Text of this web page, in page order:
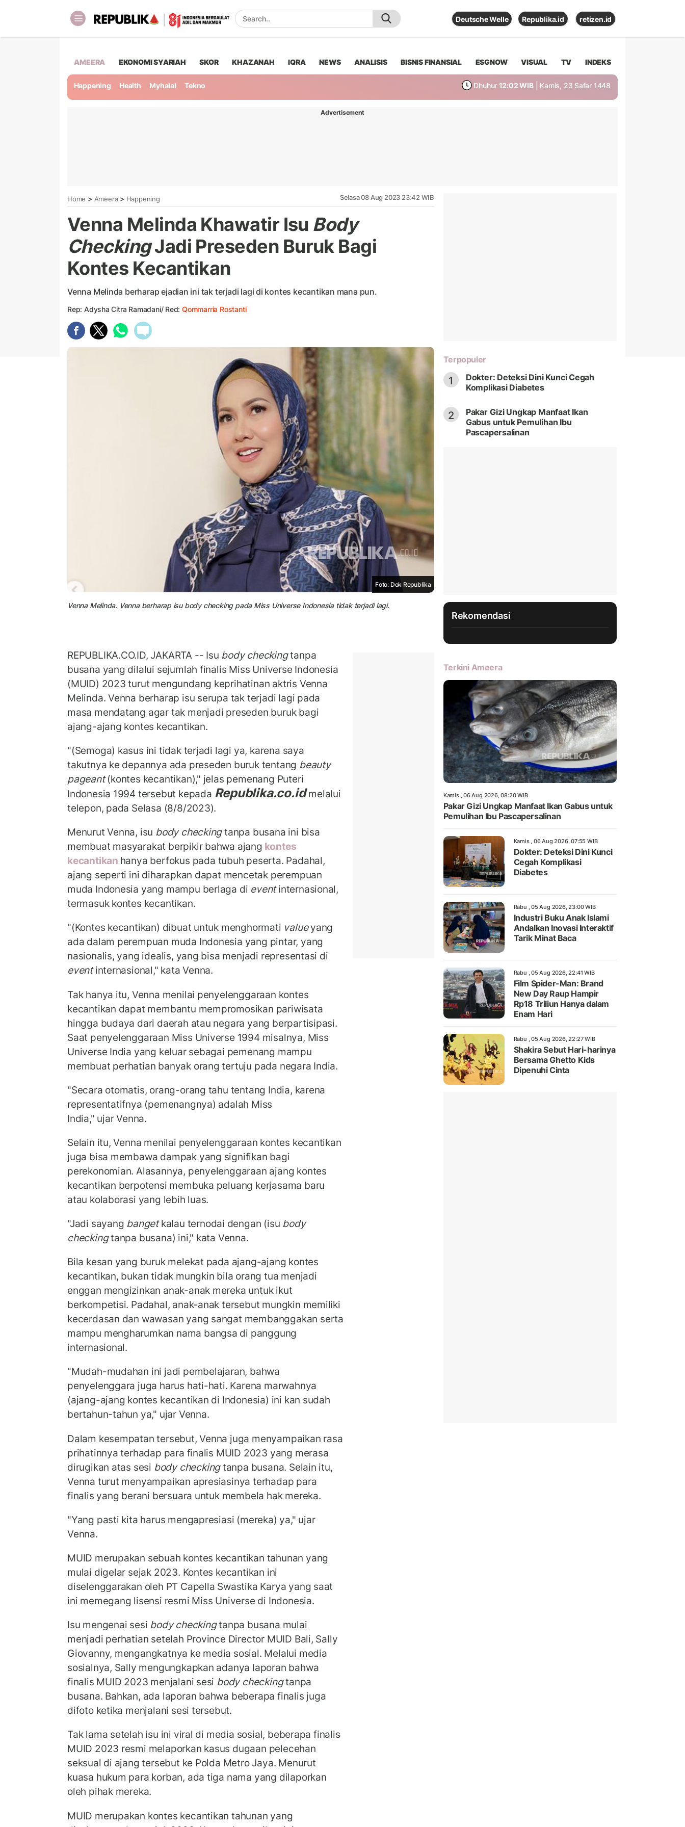
Deutsche Welle Republika.id retizen.id
AMEERA EKONOMI SYARIAH SKOR KHAZANAH IQRA NEWS ANALISIS BISNIS FINANSIAL ESGNOW VISUAL TV INDEKS
Happening Health Myhalal Tekno Dhuhur 12:02 WIB | Kamis, 23 Safar 1448
Advertisement
Home > Ameera> Happening Selasa 08 Aug 2023 23:42 WIB
Venna Melinda Khawatir Isu Body
CheckingJadi Preseden Buruk Bagi
Kontes Kecantikan
Venna Melinda berharap ejadian ini tak terjadi lagi di kontes kecantikan mana pun.
Rep: Adysha Citra Ramadani/ Red:Qommarria Rostanti
Foto: Dok Republika
Venna Melinda. Venna berharap isu body checking pada Miss Universe Indonesia tidak terjadi lagi.
REPUBLIKA.CO.ID, JAKARTA -- Isu body checkingtanpa
busana yang dilalui sejumlah finalis Miss Universe Indonesia
(MUID) 2023 turut mengundang keprihatinan aktris Venna
Melinda. Venna berharap isu serupa tak terjadi lagi pada
masa mendatang agar tak menjadi preseden buruk bagi
ajang-ajang kontes kecantikan.
"(Semoga) kasus ini tidak terjadi lagi ya, karena saya
takutnya ke depannya ada preseden buruk tentang beauty
pageant(kontes kecantikan)," jelas pemenang Puteri
Indonesia 1994 tersebut kepada Republika.co.idmelalui
telepon, pada Selasa (8/8/2023).
Menurut Venna, isu body checkingtanpa busana ini bisa
membuat masyarakat berpikir bahwa ajang kontes
kecantikan hanya berfokus pada tubuh peserta. Padahal,
ajang seperti ini diharapkan dapat mencetak perempuan
muda Indonesia yang mampu berlaga di eventinternasional,
termasuk kontes kecantikan.
"(Kontes kecantikan) dibuat untuk menghormati valueyang
ada dalam perempuan muda Indonesia yang pintar, yang
nasionalis, yang idealis, yang bisa menjadi representasi di
eventinternasional," kata Venna.
Tak hanya itu, Venna menilai penyelenggaraan kontes
kecantikan dapat membantu mempromosikan pariwisata
hingga budaya dari daerah atau negara yang berpartisipasi.
Saat penyelenggaraan Miss Universe 1994 misalnya, Miss
Universe India yang keluar sebagai pemenang mampu
membuat perhatian banyak orang tertuju pada negara India.
"Secara otomatis, orang-orang tahu tentang India, karena
representatifnya (pemenangnya) adalah Miss
India," ujar Venna.
Selain itu, Venna menilai penyelenggaraan kontes kecantikan
juga bisa membawa dampak yang signifikan bagi
perekonomian. Alasannya, penyelenggaraan ajang kontes
kecantikan berpotensi membuka peluang kerjasama baru
atau kolaborasi yang lebih luas.
"Jadi sayang bangetkalau ternodai dengan (isu body
checkingtanpa busana) ini," kata Venna.
Bila kesan yang buruk melekat pada ajang-ajang kontes
kecantikan, bukan tidak mungkin bila orang tua menjadi
enggan mengizinkan anak-anak mereka untuk ikut
berkompetisi. Padahal, anak-anak tersebut mungkin memiliki
kecerdasan dan wawasan yang sangat membanggakan serta
mampu mengharumkan nama bangsa di panggung
internasional.
"Mudah-mudahan ini jadi pembelajaran, bahwa
penyelenggara juga harus hati-hati. Karena marwahnya
(ajang-ajang kontes kecantikan di Indonesia) ini kan sudah
bertahun-tahun ya," ujar Venna.
Dalam kesempatan tersebut, Venna juga menyampaikan rasa
prihatinnya terhadap para finalis MUID 2023 yang merasa
dirugikan atas sesi body checkingtanpa busana. Selain itu,
Venna turut menyampaikan apresiasinya terhadap para
finalis yang berani bersuara untuk membela hak mereka.
"Yang pasti kita harus mengapresiasi (mereka) ya," ujar
Venna.
MUID merupakan sebuah kontes kecantikan tahunan yang
mulai digelar sejak 2023. Kontes kecantikan ini
diselenggarakan oleh PT Capella Swastika Karya yang saat
ini memegang lisensi resmi Miss Universe di Indonesia.
Isu mengenai sesi body checkingtanpa busana mulai
menjadi perhatian setelah Province Director MUID Bali, Sally
Giovanny, mengangkatnya ke media sosial. Melalui media
sosialnya, Sally mengungkapkan adanya laporan bahwa
finalis MUID 2023 menjalani sesi body checkingtanpa
busana. Bahkan, ada laporan bahwa beberapa finalis juga
difoto ketika menjalani sesi tersebut.
Tak lama setelah isu ini viral di media sosial, beberapa finalis
MUID 2023 resmi melaporkan kasus dugaan pelecehan
seksual di ajang tersebut ke Polda Metro Jaya. Menurut
kuasa hukum para korban, ada tiga nama yang dilaporkan
oleh pihak mereka.
MUID merupakan kontes kecantikan tahunan yang
Terpopuler
1
Dokter: Deteksi Dini Kunci Cegah
Komplikasi Diabetes
2
Pakar Gizi Ungkap Manfaat Ikan
Gabus untuk Pemulihan Ibu
Pascapersalinan
Rekomendasi
Terkini Ameera
Kamis , 06 Aug 2026, 08:20 WIB
Pakar Gizi Ungkap Manfaat Ikan Gabus untuk
Pemulihan Ibu Pascapersalinan
Kamis , 06 Aug 2026, 07:55 WIB
Dokter: Deteksi Dini Kunci
Cegah Komplikasi
Diabetes
Rabu , 05 Aug 2026, 23:00 WIB
Industri Buku Anak Islami
Andalkan Inovasi Interaktif
Tarik Minat Baca
Rabu , 05 Aug 2026, 22:41 WIB
Film Spider-Man: Brand
New Day Raup Hampir
Rp18 Triliun Hanya dalam
Enam Hari
Rabu , 05 Aug 2026, 22:27 WIB
Shakira Sebut Hari-harinya
Bersama Ghetto Kids
Dipenuhi Cinta